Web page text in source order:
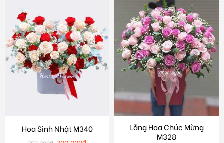
Hoa Sinh Nhật M340
Lẵng Hoa Chúc Mừng
M328